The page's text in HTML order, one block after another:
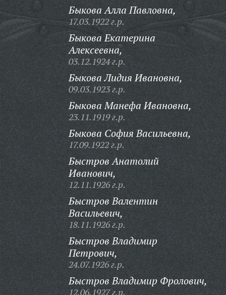
Быкова Алла Павловна,
17.03.1922 г.р.
Быкова Екатерина
Алексеевна,
03.12.1924 г.р.
Быкова Лидия Ивановна,
09.03.1923 г.р.
Быкова Манефа Ивановна,
23.11.1919 г.р.
Быкова София Васильевна,
17.09.1922 г.р.
Быстров Анатолий
Иванович,
12.11.1926 г.р.
Быстров Валентин
Васильевич,
18.11.1926 г.р.
Быстров Владимир
Петрович,
24.07.1926 г.р.
Быстров Владимир Фролович,
12.06.1927 г.р.